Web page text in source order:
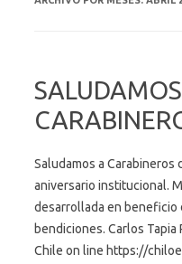
Saludamos a Carabineros
aniversario institucional.
desarrollada en beneficio
bendiciones. Carlos Tapia
Chile on line https://